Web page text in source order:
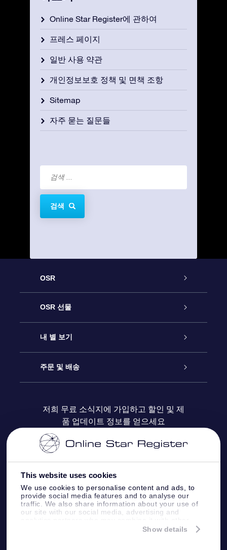
This website uses cookies
We use cookies to personalise content and ads, to
provide social media features and to analyse our
traffic. We also share information about your use of
our site with our social media, advertising and
information that you’ve provided to them or that
Show details
Online Star Register에 관하여
프레스 페이지
일반 사용 약관
개인정보보호 정책 및 면책 조항
Sitemap
자주 묻는 질문들
검색
OSR
고객 서비스
연락처
블로그
OSR 선물
온라인 별 선물
OSR 선물 팩
OSR 상품권
기업 선물
내 별 보기
Star Register
맞춤 별 페이지
One Million Stars
Fly me to the stars VR 앱
주문 및 배송
결제 정보
배송 정보
환불 정책
별자리
저희 무료 소식지에 가입하고 할인 및 제
품 업데이트 정보를 얻으세요